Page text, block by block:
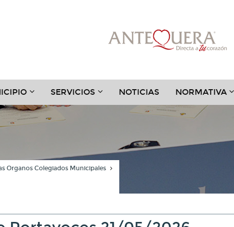
???
SERVICIOS???
NOTICIAS NORMATIVA???
Organos Colegiados Municipales